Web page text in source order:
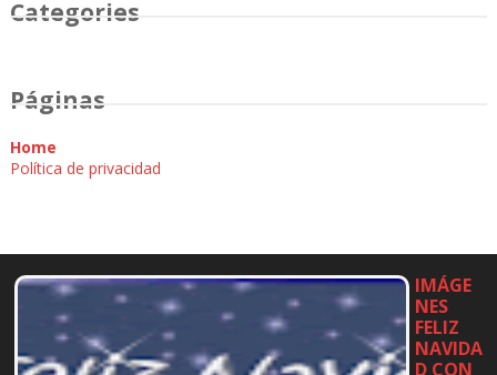
Categories
Páginas
Home
Política de privacidad
IMÁGE
NES
FELIZ
NAVIDA
D CON